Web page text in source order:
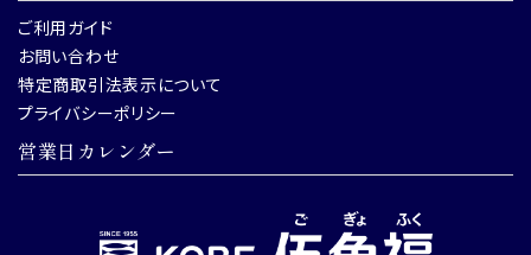
ご利用ガイド
お問い合わせ
特定商取引法表示について
プライバシーポリシー
営業日カレンダー